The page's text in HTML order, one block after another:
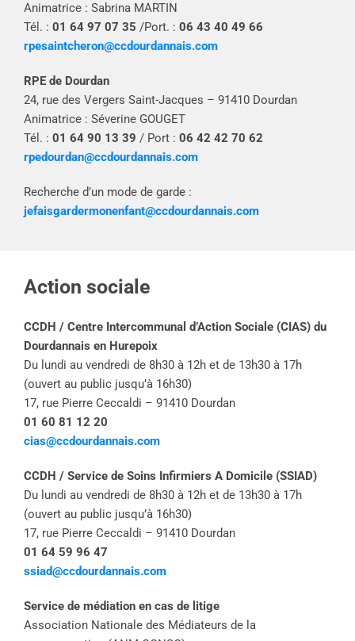
Animatrice : Sabrina MARTIN
Tél. : 01 64 97 07 35 /Port. : 06 43 40 49 66
rpesaintcheron@ccdourdannais.com
RPE de Dourdan
24, rue des Vergers Saint-Jacques – 91410 Dourdan
Animatrice : Séverine GOUGET
Tél. : 01 64 90 13 39 / Port : 06 42 42 70 62
rpedourdan@ccdourdannais.com
Recherche d’un mode de garde :
jefaisgardermonenfant@ccdourdannais.com
Action sociale
CCDH / Centre Intercommunal d’Action Sociale (CIAS) du
Dourdannais en Hurepoix
Du lundi au vendredi de 8h30 à 12h et de 13h30 à 17h
(ouvert au public jusqu’à 16h30)
17, rue Pierre Ceccaldi – 91410 Dourdan
01 60 81 12 20
cias@ccdourdannais.com
CCDH / Service de Soins Infirmiers A Domicile (SSIAD)
Du lundi au vendredi de 8h30 à 12h et de 13h30 à 17h
(ouvert au public jusqu’à 16h30)
17, rue Pierre Ceccaldi – 91410 Dourdan
01 64 59 96 47
ssiad@ccdourdannais.com
Service de médiation en cas de litige
Association Nationale des Médiateurs de la